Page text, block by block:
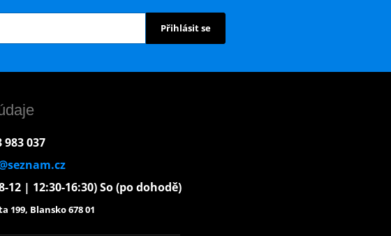
Přihlásit se
983 037
12 | 12:30-16:30) So (po dohodě)
199, Blansko 678 01